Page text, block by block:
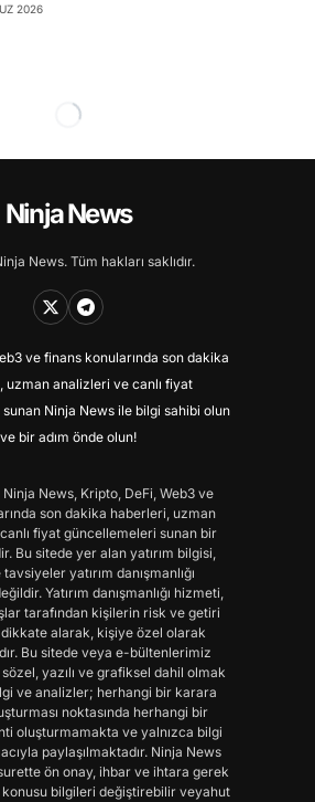
2026
Ninja News
News. Tüm hakları saklıdır.
ve finans konularında son dakika
uzman analizleri ve canlı fiyat
Ninja News ile bilgi sahibi olun
ve bir adım önde olun!
Ninja News, Kripto, DeFi, Web3 ve
son dakika haberleri, uzman
fiyat güncellemeleri sunan bir
Bu sitede yer alan yatırım bilgisi,
yatırım danışmanlığı
Yatırım danışmanlığı hizmeti,
tarafından kişilerin risk ve getiri
alarak, kişiye özel olarak
Bu sitede veya e-bültenlerimiz
yazılı ve grafiksel dahil olmak
ve analizler; herhangi bir karara
noktasında herhangi bir
oluşturmamakta ve yalnızca bilgi
paylaşılmaktadır. Ninja News
ön onay, ihbar ve ihtara gerek
konusu bilgileri değiştirebilir veyahut